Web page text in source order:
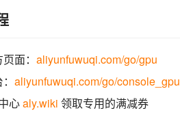
面： aliyunfuwuqi.com/go/gpu
aliyunfuwuqi.com/go/console_gpu
心aly.wiki 领取专用的满减券